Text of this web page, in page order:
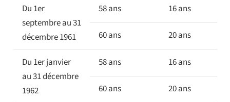
Du 1er
septembre au 31
décembre 1961
58 ans 16 ans
60 ans 20 ans
Du 1er janvier
au 31 décembre
1962
58 ans 16 ans
60 ans 20 ans